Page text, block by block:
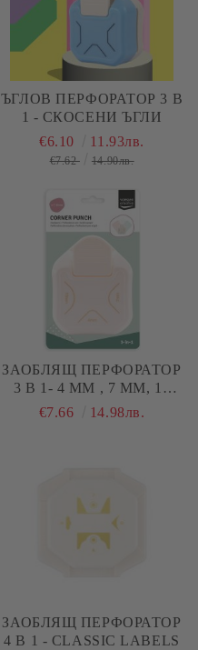
ЪГЛОВ ПЕРФОРАТОР 3 В
1 - СКОСЕНИ ЪГЛИ
€6.10 11.93лв.
€7.62 14.90лв.
ЗАОБЛЯЩ ПЕРФОРАТОР
3 В 1- 4 ММ , 7 ММ, 10
ММ
€7.66 14.98лв.
ЗАОБЛЯЩ ПЕРФОРАТОР
4 В 1 - CLASSIC LABELS